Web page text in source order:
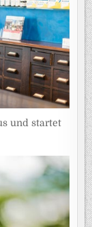
und startet